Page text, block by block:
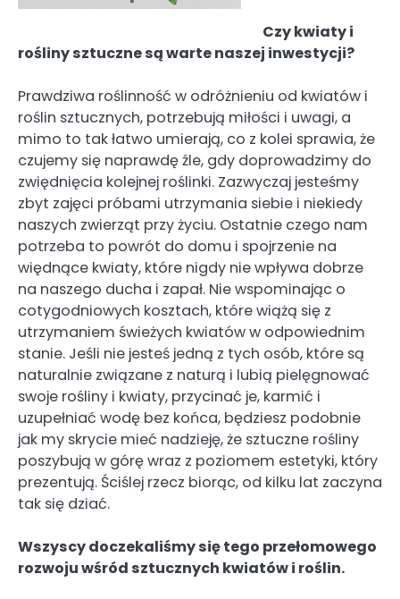
Czy kwiaty i
rośliny sztuczne są warte naszej inwestycji?
Prawdziwa roślinność w odróżnieniu od kwiatów i
roślin sztucznych, potrzebują miłości i uwagi, a
mimo to tak łatwo umierają, co z kolei sprawia, że
czujemy się naprawdę źle, gdy doprowadzimy do
zwiędnięcia kolejnej roślinki. Zazwyczaj jesteśmy
zbyt zajęci próbami utrzymania siebie i niekiedy
naszych zwierząt przy życiu. Ostatnie czego nam
potrzeba to powrót do domu i spojrzenie na
więdnące kwiaty, które nigdy nie wpływa dobrze
na naszego ducha i zapał. Nie wspominając o
cotygodniowych kosztach, które wiążą się z
utrzymaniem świeżych kwiatów w odpowiednim
stanie. Jeśli nie jesteś jedną z tych osób, które są
naturalnie związane z naturą i lubią pielęgnować
swoje rośliny i kwiaty, przycinać je, karmić i
uzupełniać wodę bez końca, będziesz podobnie
jak my skrycie mieć nadzieję, że sztuczne rośliny
poszybują w górę wraz z poziomem estetyki, który
prezentują. Ściślej rzecz biorąc, od kilku lat zaczyna
tak się dziać.
Wszyscy doczekaliśmy się tego przełomowego
rozwoju wśród sztucznych kwiatów i roślin.